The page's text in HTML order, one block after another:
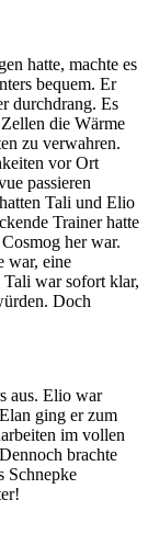
hatte, machte es
bequem. Er
durchdrang. Es
die Wärme
zu verwahren.
vor Ort
passieren
Tali und Elio
Trainer hatte
her war.
war, eine
war sofort klar,
Doch
aus. Elio war
ging er zum
im vollen
brachte
Schnepke